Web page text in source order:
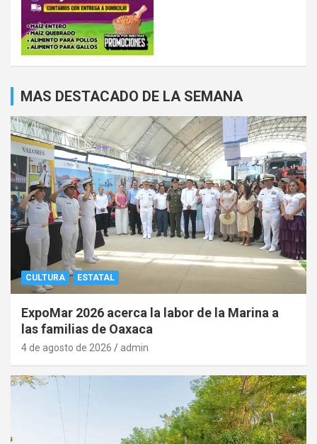
MAS DESTACADO DE LA SEMANA
CULTURA ESTATAL
ExpoMar 2026 acerca la labor de la Marina a
las familias de Oaxaca
4 de agosto de 2026 admin